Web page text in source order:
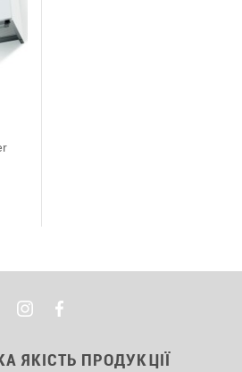
ЯКІСТЬ ПРОДУКЦІЇ